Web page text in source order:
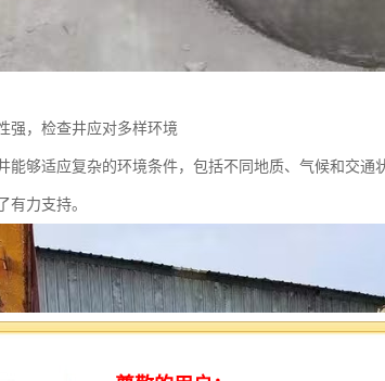
强，检查井应对多样环境
能够适应复杂的环境条件，包括不同地质、气候和交
有力支持。